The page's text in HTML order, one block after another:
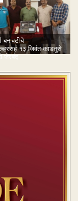
बनावटीचे
१३ जिवंत काडतुसे
जेरबंद